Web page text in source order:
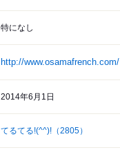
特になし
http://www.osamafrench.com/
2014年6月1日
てるてる!(^^)! （2805）